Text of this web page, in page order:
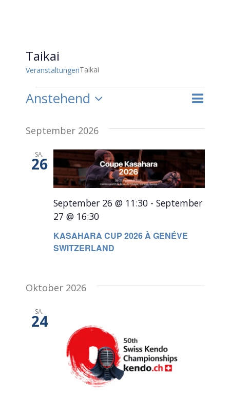
Taikai
VeranstaltungenTaikai
Veranstaltungen
Suche
und
Suche
Liste
Anstehend
wählen.
September 2026
SA.
26
KASAHARA CUP 2026 À GENÉVE
SWITZERLAND
September 26 @ 11:30- September
27 @ 16:30
Oktober 2026
SA.
24